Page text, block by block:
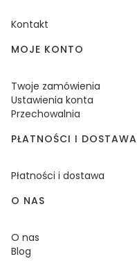
Kontakt
MOJE KONTO
Twoje zamówienia
Ustawienia konta
Przechowalnia
PŁATNOŚCI I DOSTAWA
Płatności i dostawa
O NAS
O nas
Blog